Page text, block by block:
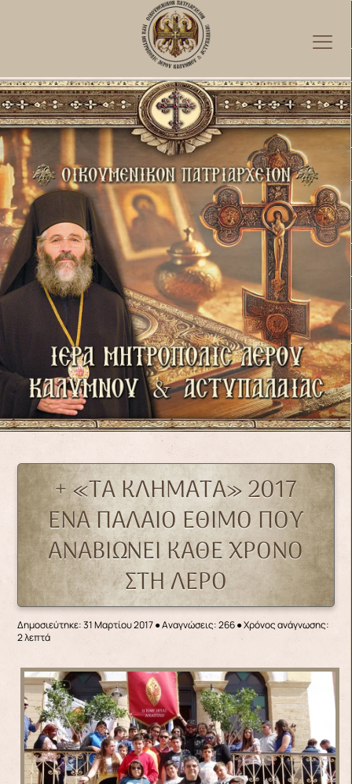
+ «ΤΑ ΚΛΗΜΑΤΑ» 2017
EΝΑ ΠΑΛΑΙΟ ΕΘΙΜΟ ΠΟΥ
ΑΝΑΒΙΩΝΕΙ ΚΑΘΕ ΧΡΟΝΟ
ΣΤΗ ΛΕΡΟ
Δημοσιεύτηκε: 31 Μαρτίου 2017●Αναγνώσεις: 266● Χρόνος ανάγνωσης:
2 λεπτά